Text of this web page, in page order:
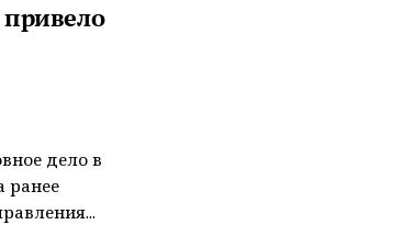
дело в
ранее